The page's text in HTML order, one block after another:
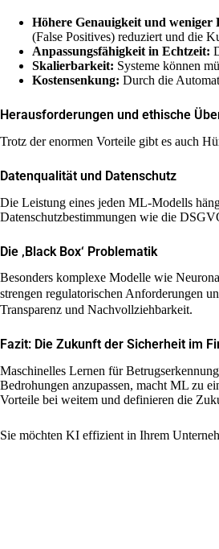
Höhere Genauigkeit und weniger
(False Positives) reduziert und die
Anpassungsfähigkeit in Echtzeit:
Skalierbarkeit: Systeme können
Kostensenkung: Durch die
Herausforderungen und ethische
Trotz der enormen Vorteile gibt es auch
Datenqualität und Datenschutz
Die Leistung eines jeden ML-Modells
Datenschutzbestimmungen wie die
Die ‚Black Box‘ Problematik
Besonders komplexe Modelle wie
strengen regulatorischen Anforderungen
Transparenz und Nachvollziehbarkeit.
Fazit: Die Zukunft der Sicherheit im
Maschinelles Lernen für
Bedrohungen anzupassen, macht ML zu
Vorteile bei weitem und definieren die
Sie möchten KI effizient in Ihrem